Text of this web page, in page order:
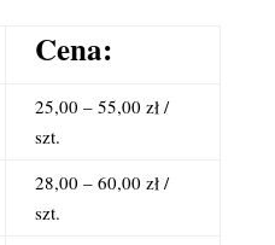
Cena:
25,00 – 55,00 zł /
szt.
28,00 – 60,00 zł /
szt.